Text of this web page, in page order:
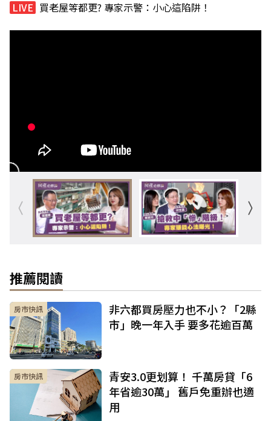
買老屋等都更? 專家示警：小心這陷阱！
推薦閱讀
房市快訊
非六都買房壓力也不小？「2縣
市」晚一年入手 要多花逾百萬
房市快訊
青安3.0更划算！ 千萬房貸「6
年省逾30萬」 舊戶免重辦也適
用